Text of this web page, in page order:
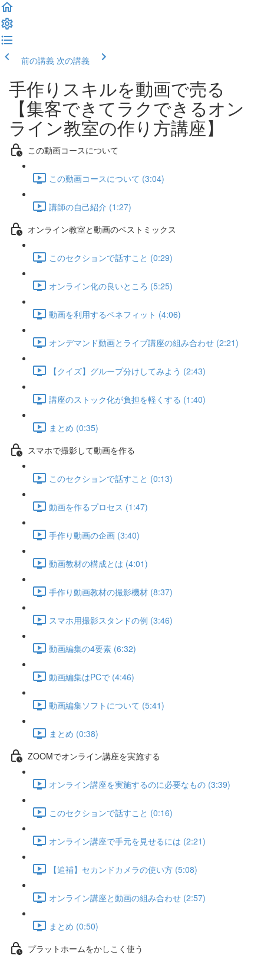
前の講義 次の講義
手作りスキルを動画で売る
【集客できてラクできるオン
ライン教室の作り方講座】
この動画コースについて
この動画コースについて (3:04)
講師の自己紹介 (1:27)
オンライン教室と動画のベストミックス
このセクションで話すこと (0:29)
オンライン化の良いところ (5:25)
動画を利用するベネフィット (4:06)
オンデマンド動画とライブ講座の組み合わせ (2:21)
【クイズ】グループ分けしてみよう (2:43)
講座のストック化が負担を軽くする (1:40)
まとめ (0:35)
スマホで撮影して動画を作る
このセクションで話すこと (0:13)
動画を作るプロセス (1:47)
手作り動画の企画 (3:40)
動画教材の構成とは (4:01)
手作り動画教材の撮影機材 (8:37)
スマホ用撮影スタンドの例 (3:46)
動画編集の4要素 (6:32)
動画編集はPCで (4:46)
動画編集ソフトについて (5:41)
まとめ (0:38)
ZOOMでオンライン講座を実施する
オンライン講座を実施するのに必要なもの (3:39)
このセクションで話すこと (0:16)
オンライン講座で手元を見せるには (2:21)
【追補】セカンドカメラの使い方 (5:08)
オンライン講座と動画の組み合わせ (2:57)
まとめ (0:50)
プラットホームをかしこく使う